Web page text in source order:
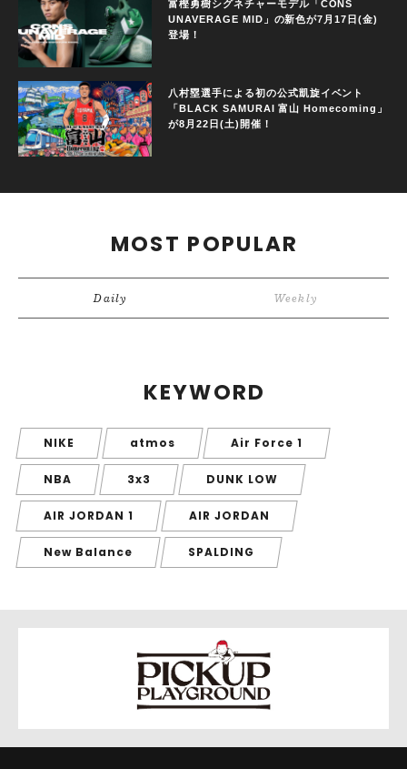
富樫勇樹シグネチャーモデル「CONS
UNAVERAGE MID」の新色が7月17日(金)
登場！
八村塁選手による初の公式凱旋イベント
「BLACK SAMURAI 富山 Homecoming」
が8月22日(土)開催！
MOST POPULAR
Daily Weekly
KEYWORD
NIKE atmos Air Force 1
NBA 3x3 DUNK LOW
AIR JORDAN 1 AIR JORDAN
New Balance SPALDING